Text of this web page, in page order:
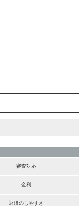
審査対応
金利
返済のしやすさ